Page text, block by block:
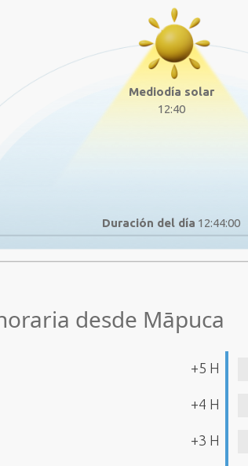
Mediodía solar
12:40
Duración del día 12:44:00
desde Māpuca
+5 H
+4 H
+3 H